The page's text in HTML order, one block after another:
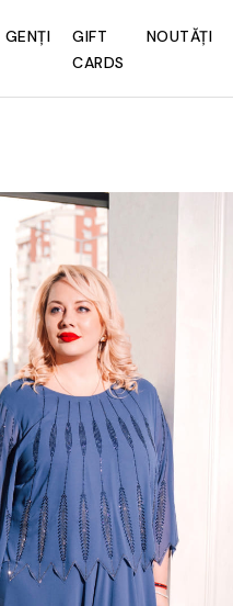
GENȚI
GIFT
CARDS
NOUTĂȚI